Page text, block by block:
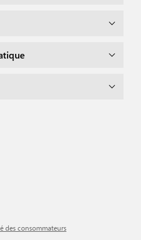
des consommateurs